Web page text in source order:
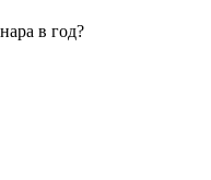
в год?